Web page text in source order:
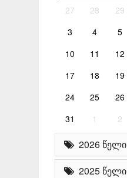
27 28 29
3
4 5
10
11 12
17
18 19
24
25 26
31
1 2
2026 წელი
2025 წელი